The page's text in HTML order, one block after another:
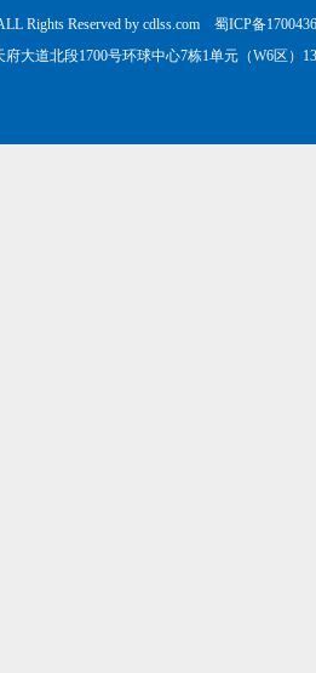
Rights Reserved by cdlss.com 蜀ICP备
大道北段1700号环球中心7栋1单元（W6区